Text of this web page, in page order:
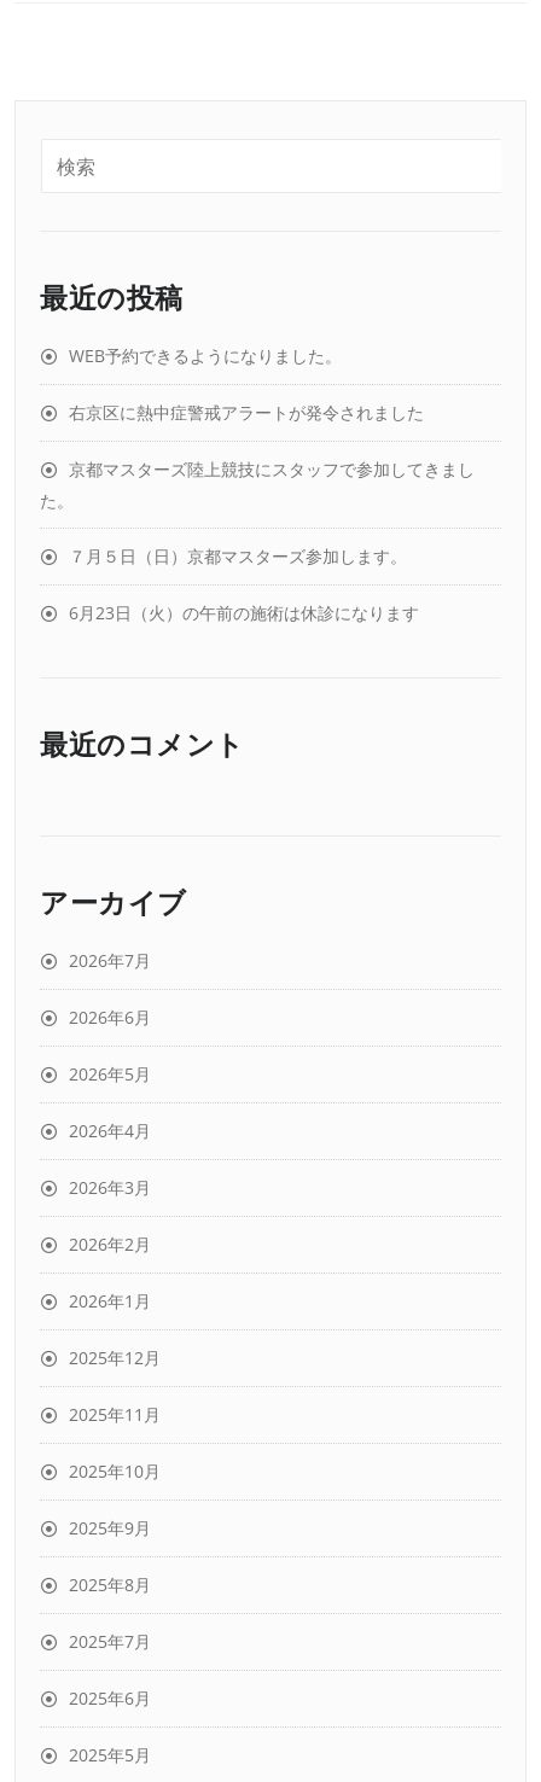
最近の投稿
WEB予約できるようになりました。
右京区に熱中症警戒アラートが発令されました
京都マスターズ陸上競技にスタッフで参加してきまし
た。
７月５日（日）京都マスターズ参加します。
6月23日（火）の午前の施術は休診になります
最近のコメント
アーカイブ
2026年7月
2026年6月
2026年5月
2026年4月
2026年3月
2026年2月
2026年1月
2025年12月
2025年11月
2025年10月
2025年9月
2025年8月
2025年7月
2025年6月
2025年5月